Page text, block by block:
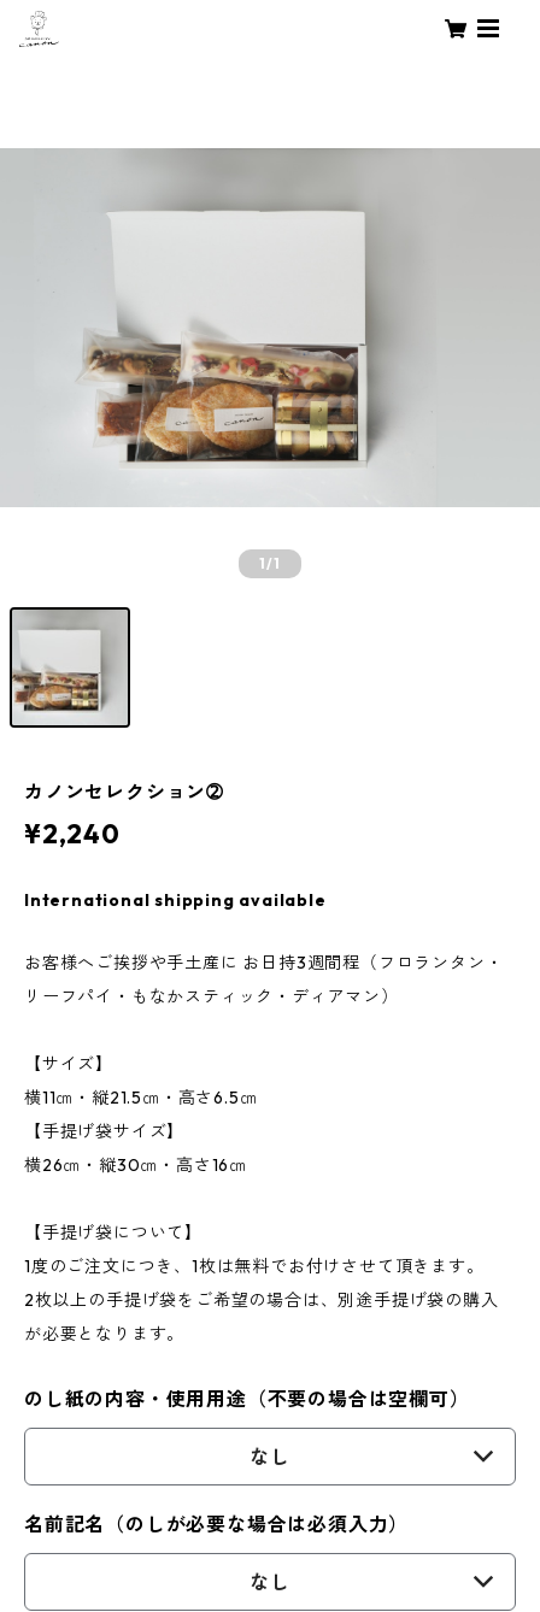
1/1
カノンセレクション➁
¥2,240
International shipping available
お客様へご挨拶や手土産に お日持3週間程（フロランタン・
リーフパイ・もなかスティック・ディアマン）
【サイズ】
横11㎝・縦21.5㎝・高さ6.5㎝
【手提げ袋サイズ】
横26㎝・縦30㎝・高さ16㎝
【手提げ袋について】
1度のご注文につき、1枚は無料でお付けさせて頂きます。
2枚以上の手提げ袋をご希望の場合は、別途手提げ袋の購入
が必要となります。
のし紙の内容・使用用途（不要の場合は空欄可）
なし
名前記名（のしが必要な場合は必須入力）
なし